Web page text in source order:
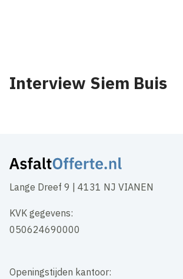
Interview Siem Buis
Lange Dreef 9 | 4131 NJ VIANEN
KVK gegevens:
050624690000
Openingstijden kantoor: